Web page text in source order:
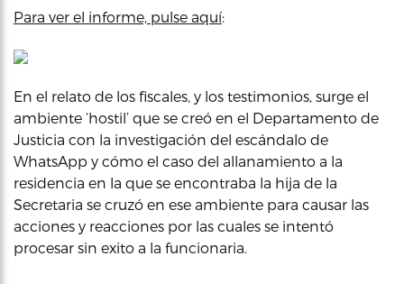
Para ver el informe, pulse aquí:
En el relato de los fiscales, y los testimonios, surge el
ambiente ‘hostil’ que se creó en el Departamento de
Justicia con la investigación del escándalo de
WhatsApp y cómo el caso del allanamiento a la
residencia en la que se encontraba la hija de la
Secretaria se cruzó en ese ambiente para causar las
acciones y reacciones por las cuales se intentó
procesar sin exito a la funcionaria.